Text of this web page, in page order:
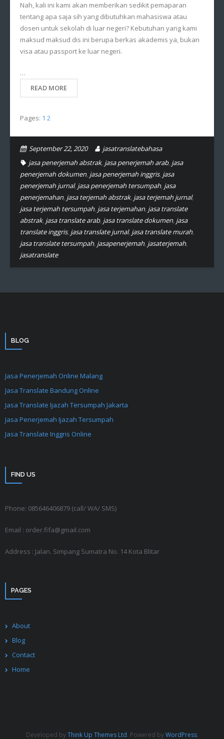
Nah, kali ini kami akan memberikan sedikit pemaparan
tentang apa saja sih yang dibutuhkan mahasiswa atau
dosen untuk sekolah di luar negeri? Kebutuhan yang kami
maksud maksud dis ini berupa berkas akademis ya, bukan
visa atau passport ke luar negeri.
…
READ MORE
Pages: 1 2
September 22, 2020
jasatranslatebahasa
jasa penerjemah abstrak, jasa penerjemah arab, jasa
penerjemah dokumen, jasa penerjemah inggris, jasa
penerjemah jurnal, jasa penerjemah tersumpah, jasa
penerjemahan, jasa terjemah abstrak, jasa terjemah jurnal,
jasa terjemah tersumpah, jasa terjemahan, jasa translate
abstrak, jasa translate arab, jasa translate dokumen, jasa
translate inggris, jasa translate jurnal, jasa translate murah,
jasa translate tersumpah, jasapenerjemah, jasaterjemah,
jasatranslate
BLOG
Jasa Penerjemah Online Malang
Jasa Translate Bandung Online
Jasa Translate Ijazah Tersumpah Jakarta
Jasa Penerjemah Ijazah Tersumpah
Jasa Translate Inggris Online
FIND US
Phone: 085646406879 (call/ WA/ SMS)
Email : order.fifa@gmail.com
Address : Jalan. Simpang Sumatra No. 14 Kota Blitar
PAGES
About
Blog
Contact
Home
Developed byThink Up Themes Ltd. Powered byWordPress.